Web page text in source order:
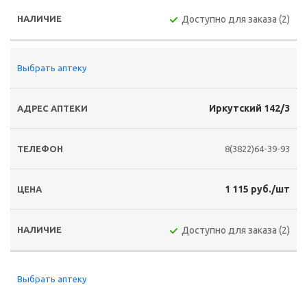
Доступно для заказа (2)
Выбрать аптеку
Иркутский 142/3
8(3822)64-39-93
1 115 руб./шт
Доступно для заказа (2)
Выбрать аптеку